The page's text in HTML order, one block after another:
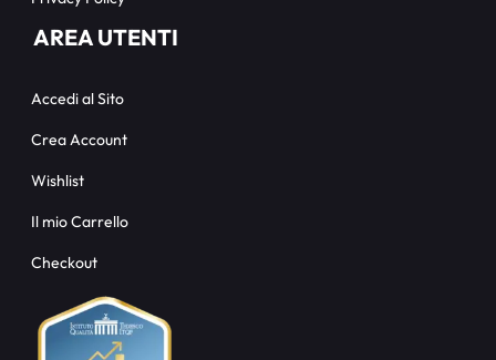
AREA UTENTI
Accedi al Sito
Crea Account
Wishlist
Il mio Carrello
Checkout